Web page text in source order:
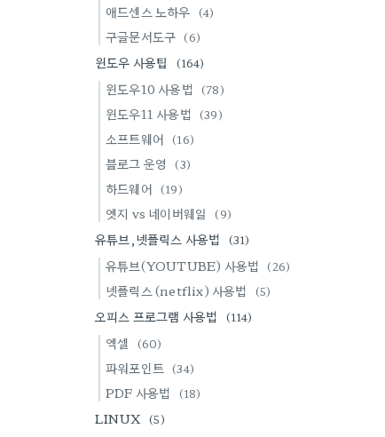
애드센스 노하우 (4)
구글문서도구 (6)
윈도우 사용팁 (164)
윈도우10 사용법 (78)
윈도우11 사용법 (39)
소프트웨어 (16)
블로그 운영 (3)
하드웨어 (19)
엣지 vs 네이버웨일 (9)
유튜브,넷플릭스 사용법 (31)
유튜브(YOUTUBE) 사용법 (26)
넷플릭스 (netflix) 사용법 (5)
오피스 프로그램 사용법 (114)
엑셀 (60)
파워포인트 (34)
PDF 사용법 (18)
LINUX (5)